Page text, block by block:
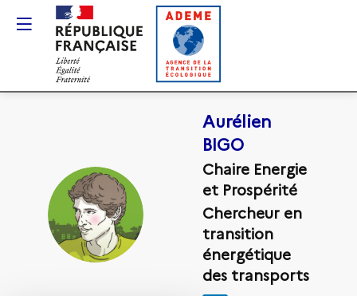
AB
Aurélien
BIGO
Chaire Energie
et Prospérité
Chercheur en
transition
énergétique
des transports
Gestion des cookies